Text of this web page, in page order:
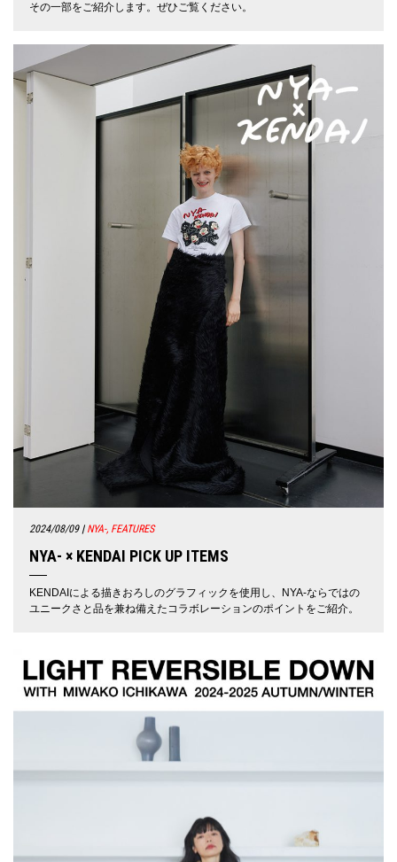
その一部をご紹介します。ぜひご覧ください。
2024/08/09| NYA-, FEATURES
NYA- × KENDAI PICK UP ITEMS
KENDAIによる描きおろしのグラフィックを使用し、NYA-ならではの
ユニークさと品を兼ね備えたコラボレーションのポイントをご紹介。